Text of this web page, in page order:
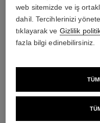
web sitemizde ve iş
dahil. Tercihlerinizi
tıklayarak ve Gizlilik
fazla bilgi edinebilirsiniz.